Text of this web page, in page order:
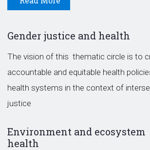
Gender justice and health
The vision of this thematic circle is
accountable and equitable health
health systems in the context of
justice
Environment and
health